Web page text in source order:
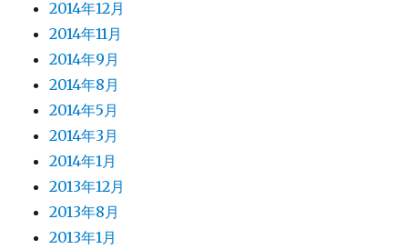
2014年12月
2014年11月
2014年9月
2014年8月
2014年5月
2014年3月
2014年1月
2013年12月
2013年8月
2013年1月